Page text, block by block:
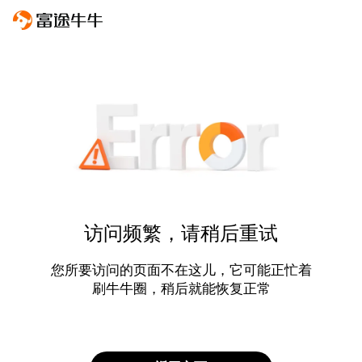
访问频繁，请稍后重试
您所要访问的页面不在这儿，它可能正忙着
刷牛牛圈，稍后就能恢复正常